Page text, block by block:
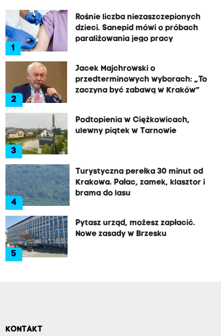
1
Rośnie liczba niezaszczepionych
dzieci. Sanepid mówi o próbach
paraliżowania jego pracy
2
Jacek Majchrowski o
przedterminowych wyborach: „To
zaczyna być zabawą w Kraków”
3
Podtopienia w Ciężkowicach,
ulewny piątek w Tarnowie
4
Turystyczna perełka 30 minut od
Krakowa. Pałac, zamek, klasztor i
brama do lasu
5
Pytasz urząd, możesz zapłacić.
Nowe zasady w Brzesku
KONTAKT